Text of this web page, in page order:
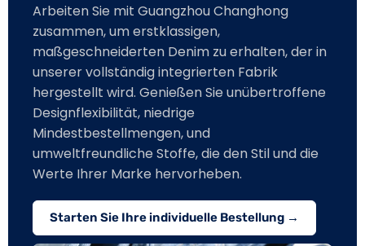
Arbeiten Sie mit Guangzhou Changhong
zusammen, um erstklassigen,
maßgeschneiderten Denim zu erhalten, der in
unserer vollständig integrierten Fabrik
hergestellt wird. Genießen Sie unübertroffene
Designflexibilität, niedrige
Mindestbestellmengen, und
umweltfreundliche Stoffe, die den Stil und die
Werte Ihrer Marke hervorheben.
Starten Sie Ihre individuelle Bestellung →